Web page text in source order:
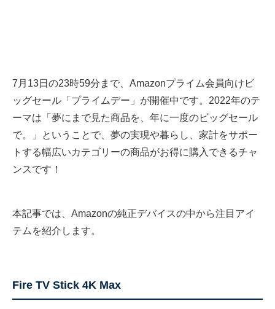
7月13日の23時59分まで、Amazonプライム会員向けビ
ッグセール「プライムデー」が開催中です。2022年のテ
ーマは「夢にまで見た商品を、年に一度のビッグセール
で。」ということで、夢の実現や暮らし、家計をサポー
トする幅広いカテゴリーの商品がお得に購入できるチャ
ンスです！
本記事では、Amazonの純正デバイスの中から注目アイ
テムを紹介します。
Fire TV Stick 4K Max